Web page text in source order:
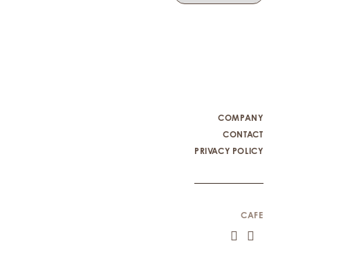
COMPANY
CONTACT
PRIVACY POLICY
CAFE